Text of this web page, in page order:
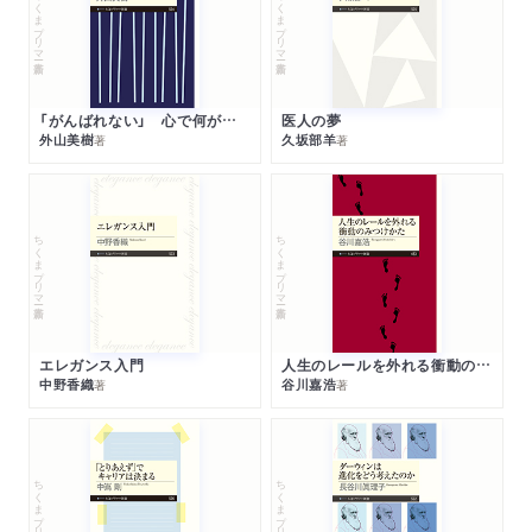
ちくまプリマー新書
「がんばれない」 心で何が起きているか
外山美樹著
ちくまプリマー新書
医人の夢
久坂部羊著
ちくまプリマー新書
エレガンス入門
中野香織著
ちくまプリマー新書
人生のレールを外れる衝動のみつけかた
谷川嘉浩著
ちくまプリマー新書 ちくまプリマー新書